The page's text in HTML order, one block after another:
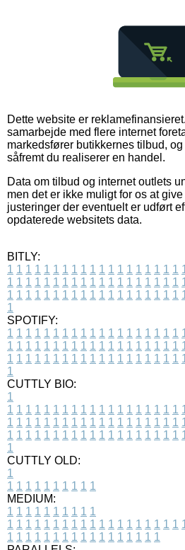
Dette website er
samarbejde med flere internet
markedsfører butikkernes tilbud,
såfremt du realiserer en handel.
Data om tilbud og internet outlets
men det er ikke muligt for os at
justeringer der eventuelt er udført
opdaterede websitets data.
BITLY:
1 1 1 1 1 1 1 1 1 1 1 1 1 1 1 1 1 1 1
1 1 1 1 1 1 1 1 1 1 1 1 1 1 1 1 1 1 1
1 1 1 1 1 1 1 1 1 1 1 1 1 1 1 1 1 1 1
1
SPOTIFY:
1 1 1 1 1 1 1 1 1 1 1 1 1 1 1 1 1 1 1
1 1 1 1 1 1 1 1 1 1 1 1 1 1 1 1 1 1 1
1 1 1 1 1 1 1 1 1 1 1 1 1 1 1 1 1 1 1
1
CUTTLY BIO:
1
1 1 1 1 1 1 1 1 1 1 1 1 1 1 1 1 1 1 1
1 1 1 1 1 1 1 1 1 1 1 1 1 1 1 1 1 1 1
1 1 1 1 1 1 1 1 1 1 1 1 1 1 1 1 1 1 1
1
CUTTLY OLD:
1
1 1 1 1 1 1 1 1 1 1
MEDIUM:
1 1 1 1 1 1 1 1 1 1
1 1 1 1 1 1 1 1 1 1 1 1 1 1 1 1 1 1 1
1 1 1 1 1 1 1 1 1 1 1 1 1 1 1 1 1